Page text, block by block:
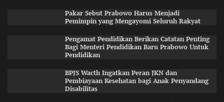
Pakar Sebut Prabowo Harus Menjadi
Pemimpin yang Mengayomi Seluruh Rakyat
Pengamat Pendidikan Berikan Catatan Penting
Bagi Menteri Pendidikan Baru Prabowo Untuk
Pendidikan
BPJS Wacth Ingatkan Peran JKN dan
Pembiayaan Kesehatan bagi Anak Penyandang
Disabilitas